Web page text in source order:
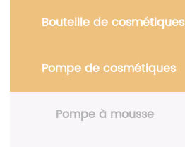
Bouteille de cosmétiques
Pompe de cosmétiques
Pompe à mousse